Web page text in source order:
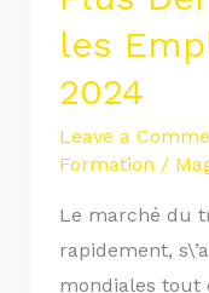
les
2024
Leave a
Formation /
Le marché du
rapidement,
mondiales tout